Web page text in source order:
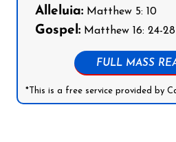
Alleluia: Matthew 5: 10
Gospel: Matthew 16: 24-28
FULL MASS
*This is a free service provided by